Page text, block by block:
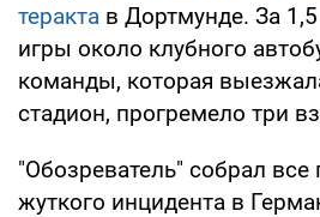
теракта в Дортмунде. За
игры около клубного
команды, которая
стадион, прогремело три
"Обозреватель" собрал все
жуткого инцидента в